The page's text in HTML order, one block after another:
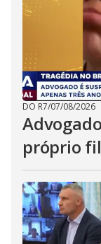
DO R7/07/08/2026
próprio